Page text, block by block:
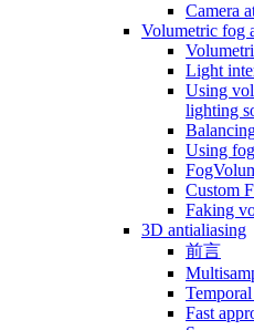
Camera
Volumetric fog
Light
Using
lighting
Using
Custom
Faking
3D antialiasing
前言
Fast